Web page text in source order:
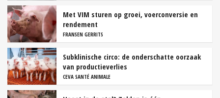
Met VIM sturen op groei, voerconversie en
rendement
FRANSEN GERRITS
Subklinische circo: de onderschatte oorzaak
van productieverlies
CEVA SANTÉ ANIMALE